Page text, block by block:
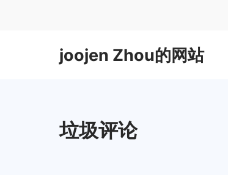
joojen Zhou的网站
垃圾评论